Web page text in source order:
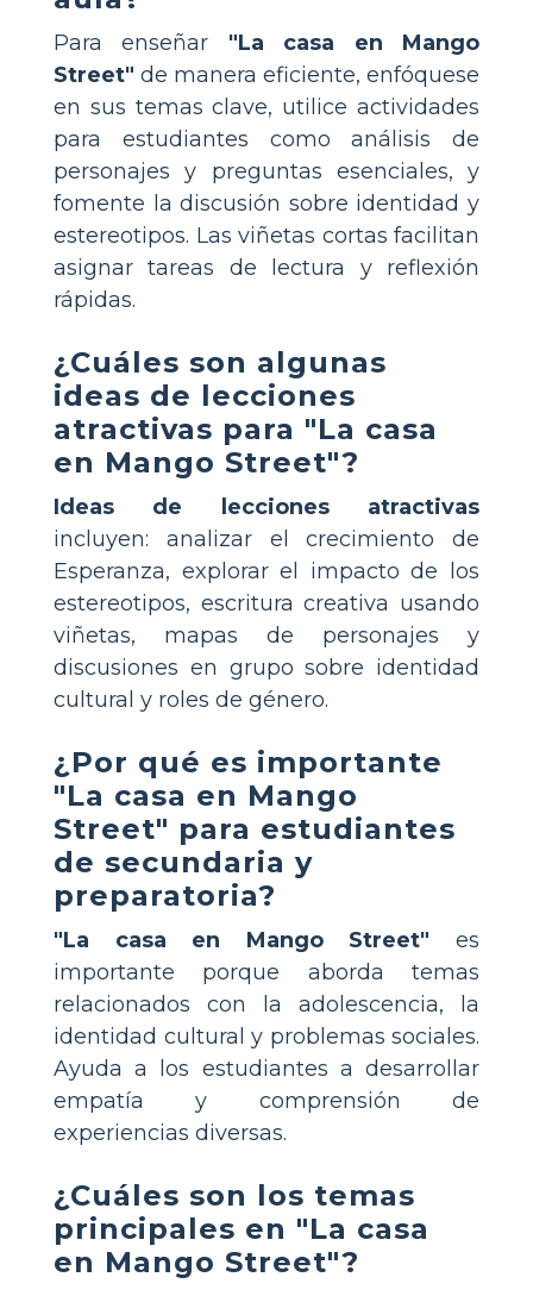
Para enseñar "La casa en Mango
Street" de manera eficiente, enfóquese
en sus temas clave, utilice actividades
para estudiantes como análisis de
personajes y preguntas esenciales, y
fomente la discusión sobre identidad y
estereotipos. Las viñetas cortas facilitan
asignar tareas de lectura y reflexión
rápidas.
¿Cuáles son algunas
ideas de lecciones
atractivas para "La casa
en Mango Street"?
Ideas de lecciones atractivas
incluyen: analizar el crecimiento de
Esperanza, explorar el impacto de los
estereotipos, escritura creativa usando
viñetas, mapas de personajes y
discusiones en grupo sobre identidad
cultural y roles de género.
¿Por qué es importante
"La casa en Mango
Street" para estudiantes
de secundaria y
preparatoria?
"La casa en Mango Street" es
importante porque aborda temas
relacionados con la adolescencia, la
identidad cultural y problemas sociales.
Ayuda a los estudiantes a desarrollar
empatía y comprensión de
experiencias diversas.
¿Cuáles son los temas
principales en "La casa
en Mango Street"?